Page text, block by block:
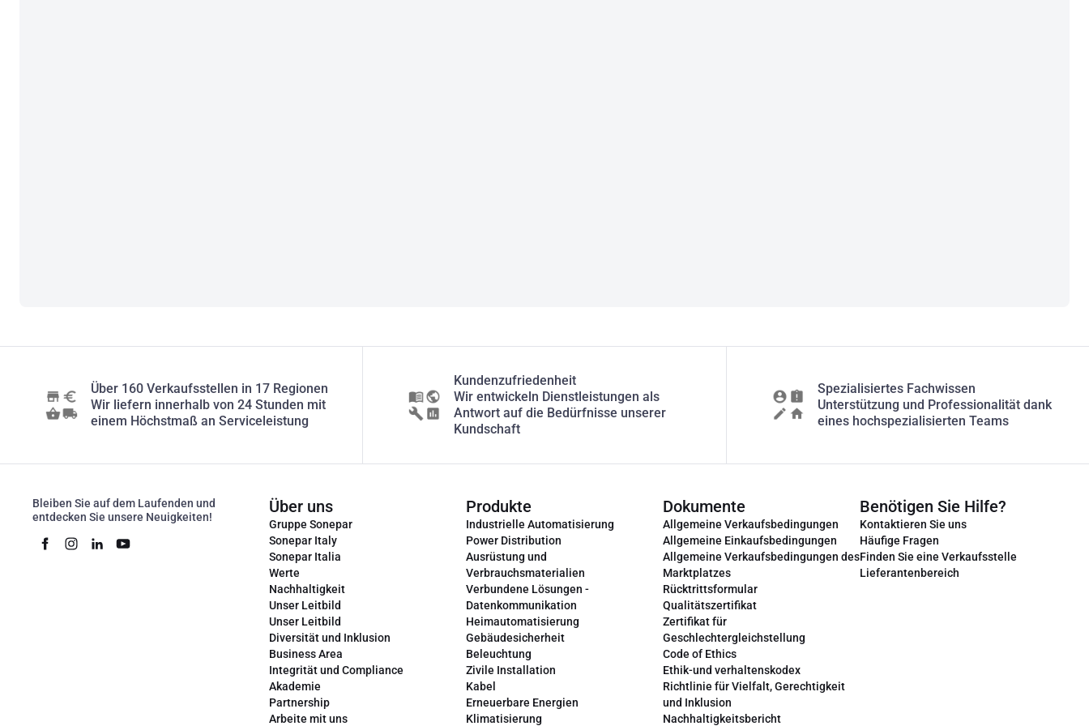
Über 160 Verkaufsstellen in 17 Regionen
Wir liefern innerhalb von 24 Stunden mit
einem Höchstmaß an Serviceleistung
Kundenzufriedenheit
Wir entwickeln Dienstleistungen als
Antwort auf die Bedürfnisse unserer
Kundschaft
Spezialisiertes Fachwissen
Unterstützung und Professionalität dank
eines hochspezialisierten Teams
Bleiben Sie auf dem Laufenden und
entdecken Sie unsere Neuigkeiten!
Über uns
Gruppe Sonepar
Sonepar Italy
Sonepar Italia
Werte
Nachhaltigkeit
Unser Leitbild
Unser Leitbild
Diversität und Inklusion
Business Area
Integrität und Compliance
Akademie
Partnership
Arbeite mit uns
Produkte
Industrielle Automatisierung
Power Distribution
Ausrüstung und
Verbrauchsmaterialien
Verbundene Lösungen -
Datenkommunikation
Heimautomatisierung
Gebäudesicherheit
Beleuchtung
Zivile Installation
Kabel
Erneuerbare Energien
Klimatisierung
Dokumente
Allgemeine Verkaufsbedingungen
Allgemeine Einkaufsbedingungen
Allgemeine Verkaufsbedingungen des
Marktplatzes
Rücktrittsformular
Qualitätszertifikat
Zertifikat für
Geschlechtergleichstellung
Code of Ethics
Ethik-und verhaltenskodex
Richtlinie für Vielfalt, Gerechtigkeit
und Inklusion
Nachhaltigkeitsbericht
Benötigen Sie Hilfe?
Kontaktieren Sie uns
Häufige Fragen
Finden Sie eine Verkaufsstelle
Lieferantenbereich